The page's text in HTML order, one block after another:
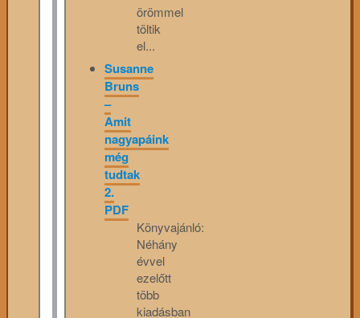
örömmel
töltik
el...
Susanne
Bruns
–
Amit
nagyapáink
még
tudtak
2.
PDF
Könyvajánló:
Néhány
évvel
ezelőtt
több
kiadásban